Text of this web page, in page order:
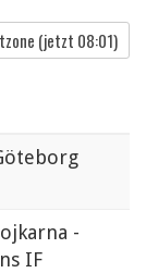
(jetzt 08:01)
-
IF